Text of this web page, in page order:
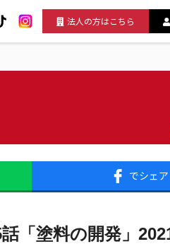
法人の方はこちら
でシェア
塗料の開発」